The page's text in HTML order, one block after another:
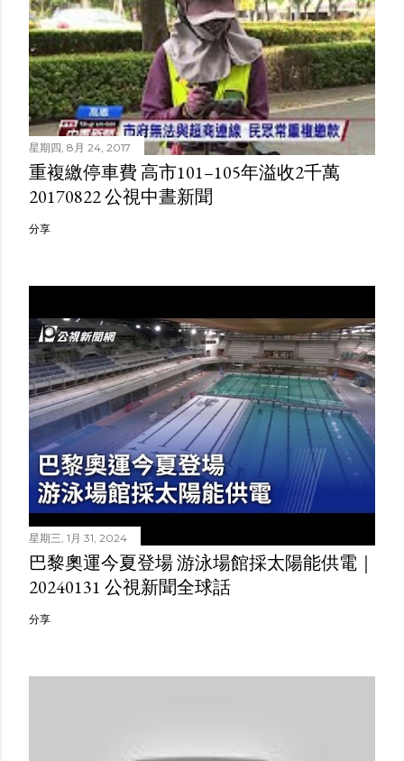
星期四, 8月 24, 2017
重複繳停車費 高市101–105年溢收2千萬
20170822 公視中晝新聞
分享
星期三, 1月 31, 2024
巴黎奧運今夏登場 游泳場館採太陽能供電｜
20240131 公視新聞全球話
分享